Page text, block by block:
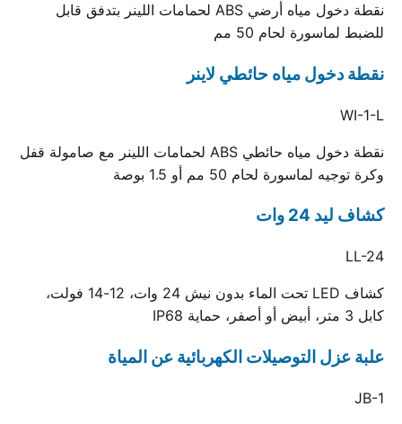
نقطة دخول مياه أرضي ABS لحمامات اللينر بتدفق قابل
للضبط لماسورة لحام 50 مم
نقطة دخول مياه حائطي لاينر
WI-1-L
نقطة دخول مياه حائطي ABS لحمامات اللينر مع صامولة قفل
وكرة توجيه لماسورة لحام 50 مم أو 1.5 بوصة
كشاف ليد 24 وات
LL-24
كشاف LED تحت الماء بدون نيش 24 وات، 12-14 فولت،
كابل 3 متر، أبيض أو أصفر، حماية IP68
علبة عزل التوصيلات الكهربائية عن المياة
JB-1